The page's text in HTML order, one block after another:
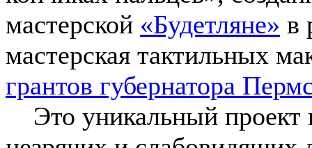
мастерской «Будетляне» в
мастерская тактильных
грантов губернатора
Это уникальный проект